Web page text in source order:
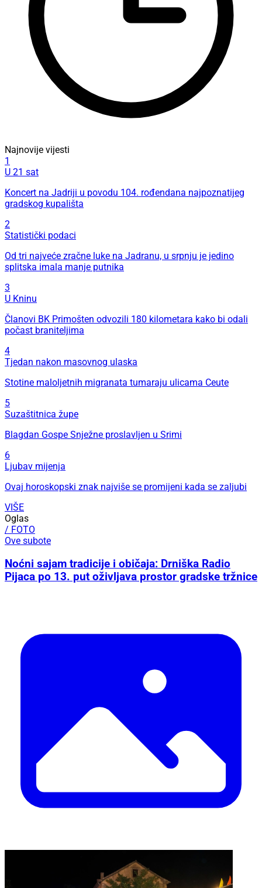
Najnovije vijesti
1
U 21 sat
Koncert na Jadriji u povodu 104. rođendana najpoznatijeg
gradskog kupališta
2
Statistički podaci
Od tri najveće zračne luke na Jadranu, u srpnju je jedino
splitska imala manje putnika
3
U Kninu
Članovi BK Primošten odvozili 180 kilometara kako bi odali
počast braniteljima
4
Tjedan nakon masovnog ulaska
Stotine maloljetnih migranata tumaraju ulicama Ceute
5
Suzaštitnica župe
Blagdan Gospe Snježne proslavljen u Srimi
6
Ljubav mijenja
Ovaj horoskopski znak najviše se promijeni kada se zaljubi
VIŠE
Oglas
/ FOTO
Ove subote
Noćni sajam tradicije i običaja: Drniška Radio
Pijaca po 13. put oživljava prostor gradske tržnice